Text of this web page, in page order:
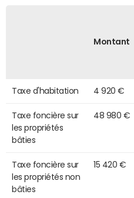
Montant
Taxe d'habitation 4 920 €
Taxe foncière sur
les propriétés
bâties
48 980 €
Taxe foncière sur
les propriétés non
bâties
15 420 €